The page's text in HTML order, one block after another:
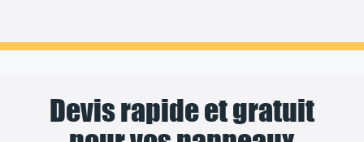
Devis rapide et gratuit